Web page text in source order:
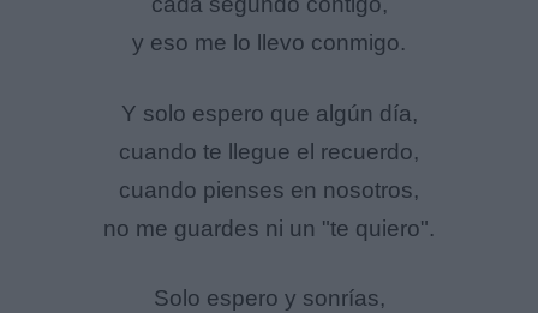
y eso me lo llevo conmigo.
Y solo espero que algún día,
cuando te llegue el recuerdo,
cuando pienses en nosotros,
no me guardes ni un "te quiero".
Solo espero y sonrías,